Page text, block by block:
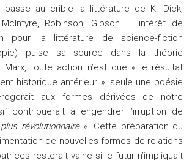
passe au crible la littérature de K. Dick,
Robinson, Gibson… L’intérêt de
pour la littérature de science-fiction
puise sa source dans la théorie
Marx, toute action n’est que « le résultat
historique antérieur », seule une poésie
aux formes dérivées de notre
contribuerait à engendrer l’irruption de
révolutionnaire». Cette préparation du
de nouvelles formes de relations
resterait vaine si le futur n’impliquait